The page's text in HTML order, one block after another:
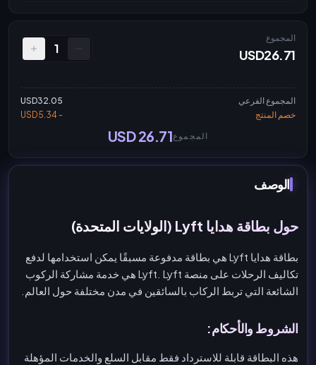
المجموع
USD26.71
1
المجموع الفرعي
USD32.05
خصم المنتج
- USD5.34
المجموعUSD 26.71
الوصف
حول بطاقة هدايا Lyft (الولايات المتحدة)
بطاقة هدايا Lyft هي بطاقة مدفوعة مسبقًا يمكن استخدامها لدفع
تكاليف الرحلات على منصة Lyft. Lyft هي خدمة مشاركة الركوب
الشائعة التي تربط الركاب بالسائقين في مدن مختلفة حول العالم.
الشروط والأحكام:
هذه البطاقة قابلة للاسترداد فقط مقابل السلع والخدمات المؤهلة